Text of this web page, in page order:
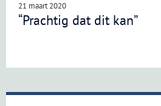
21 maart 2020
“Prachtig dat dit kan”